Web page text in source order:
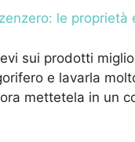
le proprietà
sui prodotti
e lavarla
mettetela in un